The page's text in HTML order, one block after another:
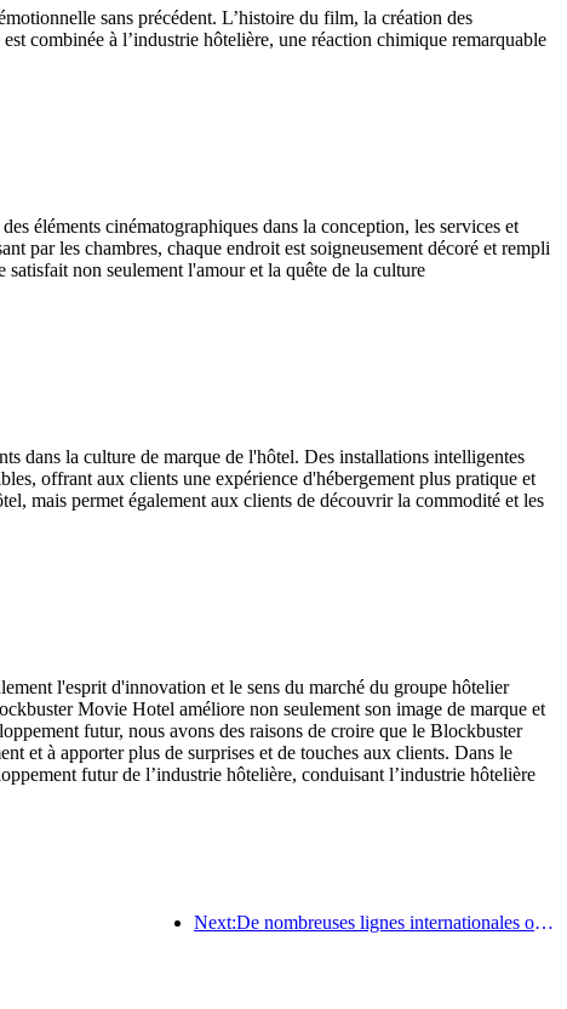
sans précédent. L’histoire du film, la création des
combinée à l’industrie hôtelière, une réaction chimique remarquable
éléments cinématographiques dans la conception, les services et
par les chambres, chaque endroit est soigneusement décoré et rempli
non seulement l'amour et la quête de la culture
dans la culture de marque de l'hôtel. Des installations intelligentes
offrant aux clients une expérience d'hébergement plus pratique et
mais permet également aux clients de découvrir la commodité et les
l'esprit d'innovation et le sens du marché du groupe hôtelier
Movie Hotel améliore non seulement son image de marque et
futur, nous avons des raisons de croire que le Blockbuster
et à apporter plus de surprises et de touches aux clients. Dans le
futur de l’industrie hôtelière, conduisant l’industrie hôtelière
Next:De nombreuses lignes internationales ont été ouvertes et augmentées récemment